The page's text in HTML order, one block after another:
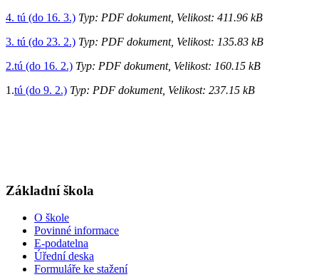
4. tú (do 16. 3.) Typ: PDF dokument, Velikost: 411.96 kB
3. tú (do 23. 2.) Typ: PDF dokument, Velikost: 135.83 kB
2.tú (do 16. 2.) Typ: PDF dokument, Velikost: 160.15 kB
1.tú (do 9. 2.) Typ: PDF dokument, Velikost: 237.15 kB
Základní škola
O škole
Povinné informace
E-podatelna
Úřední deska
Formuláře ke stažení